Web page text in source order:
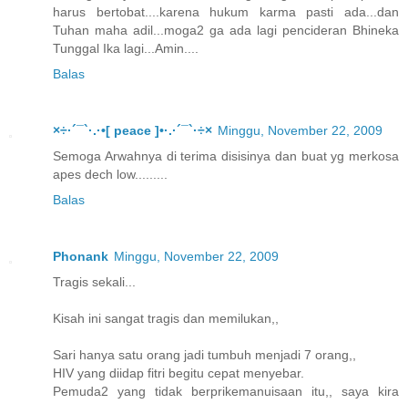
harus bertobat....karena hukum karma pasti ada...dan
Tuhan maha adil...moga2 ga ada lagi pencideran Bhineka
Tunggal Ika lagi...Amin....
Balas
×÷·´¯`·.·•[ peace ]•·.·´¯`·÷× Minggu, November 22, 2009
Semoga Arwahnya di terima disisinya dan buat yg merkosa
apes dech low.........
Balas
Phonank Minggu, November 22, 2009
Tragis sekali...
Kisah ini sangat tragis dan memilukan,,
Sari hanya satu orang jadi tumbuh menjadi 7 orang,,
HIV yang diidap fitri begitu cepat menyebar.
Pemuda2 yang tidak berprikemanuisaan itu,, saya kira